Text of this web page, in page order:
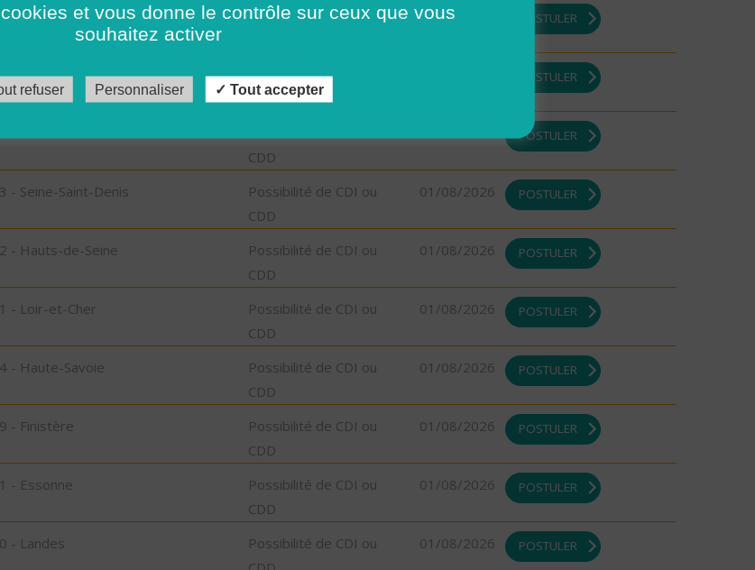
- Lot-et-Garonne
Possibilité de CDI ou
01/08/2026 POSTULER
- Cher
Possibilité de CDI ou
CDD
POSTULER
CDD
POSTULER
- Seine-Saint-Denis
Possibilité de CDI ou
CDD
01/08/2026 POSTULER
- Hauts-de-Seine
Possibilité de CDI ou
CDD
01/08/2026 POSTULER
- Loir-et-Cher
Possibilité de CDI ou
CDD
01/08/2026 POSTULER
- Haute-Savoie
Possibilité de CDI ou
CDD
01/08/2026 POSTULER
- Finistère
Possibilité de CDI ou
CDD
01/08/2026 POSTULER
- Essonne
Possibilité de CDI ou
CDD
01/08/2026 POSTULER
- Landes
Possibilité de CDI ou
01/08/2026 POSTULER
et vous donne le contrôle sur ceux que vous
souhaitez activer
refuser Personnaliser Tout accepter